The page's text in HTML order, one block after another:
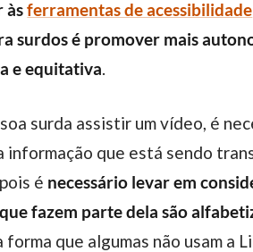
àsferramentas de acessibilidade
surdos é promover mais
e equitativa.
surda assistir um vídeo, é
informação que está sendo
é necessário levar em
fazem parte dela são
forma que algumas não usam a